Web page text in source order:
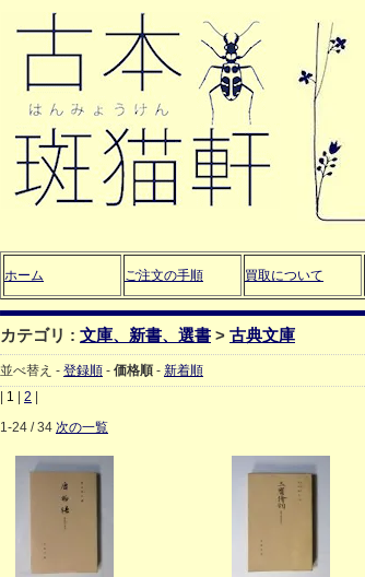
ホーム ご注文の手順 買取について
カテゴリ : 文庫、新書、選書 > 古典文庫
並べ替え - 登録順 - 価格順 - 新着順
1 2
1-24 / 34 次の一覧